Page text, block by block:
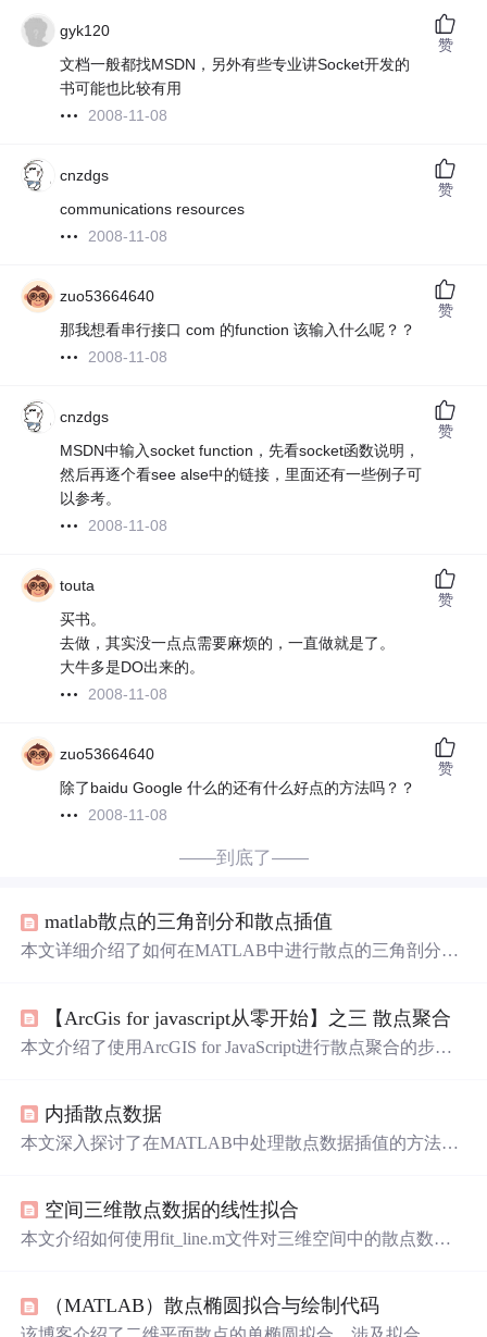
gyk120
文档一般都找MSDN，另外有些专业讲Socket开发的
书可能也比较有用
2008-11-08
赞
cnzdgs
communications resources
2008-11-08
赞
zuo53664640
那我想看串行接口 com 的function 该输入什么呢？？
2008-11-08
赞
cnzdgs
MSDN中输入socket function，先看socket函数说明，
然后再逐个看see alse中的链接，里面还有一些例子可
以参考。
2008-11-08
赞
touta
买书。
去做，其实没一点点需要麻烦的，一直做就是了。
大牛多是DO出来的。
2008-11-08
赞
zuo53664640
除了baidu Google 什么的还有什么好点的方法吗？？
2008-11-08
赞
——到底了——
matlab散点的三角剖分和散点插值
本文详细介绍了如何在MATLAB中进行散点的三角剖分和
【ArcGis for javascript从零开始】之三 散点聚合
本文介绍了使用ArcGIS for JavaScript进行散点聚合的步
Demo的局限，并提供了一个结合搜索和获取经纬度的简单
控件示例。
内插散点数据
本文深入探讨了在MATLAB中处理散点数据插值的方法，
持动态更新样本点值和添加新点，适用于二维和三维空
间。此外，还讨论了处理复数数据、重复点和边界附近插
空间三维散点数据的线性拟合
本文介绍如何使用fit_line.m文件对三维空间中的散点数据
（MATLAB）散点椭圆拟合与绘制代码